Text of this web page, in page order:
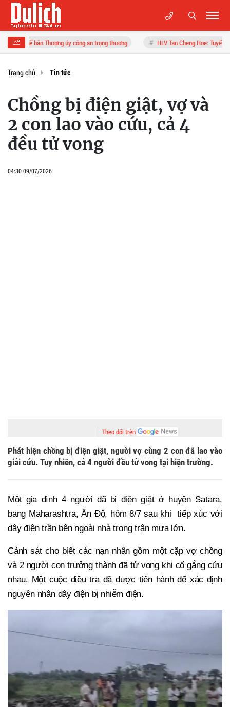
Thượng úy công an trọng thương HLV Tan Cheng Hoe: Tuyển Malaysia
Trang chủ Tin tức
Chồng bị điện giật, vợ và
2 con lao vào cứu, cả 4
đều tử vong
04:30 09/07/2026
Theo dõi trên
Phát hiện chồng bị điện giật, người vợ cùng 2 con đã lao vào
giải cứu. Tuy nhiên, cả 4 người đều tử vong tại hiện trường.
Một gia đình 4 người đã bị điện giật ở huyện Satara,
bang Maharashtra, Ấn Độ, hôm 8/7 sau khi tiếp xúc với
dây điện trần bên ngoài nhà trong trận mưa lớn.
Cảnh sát cho biết các nạn nhân gồm một cặp vợ chồng
và 2 người con trưởng thành đã tử vong khi cố gắng cứu
nhau. Một cuộc điều tra đã được tiến hành để xác định
nguyên nhân dây điện bị nhiễm điện.